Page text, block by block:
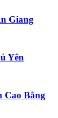
Giang
Yên
Cao Bằng